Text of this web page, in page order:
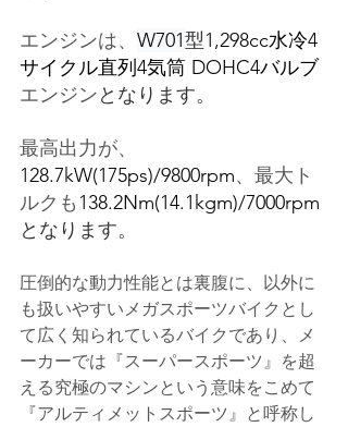
エンジンは、 W701型1,298cc水冷4
サイクル直列4気筒 DOHC4バルブ
エンジンとなります。
最高出力が、
128.7kW(175ps)/9800rpm、最大ト
ルクも 138.2Nm(14.1kgm)/7000rpm
となります。
圧倒的な動力性能とは裏腹に、以外に
も扱いやすいメガスポーツバイクとし
て広く知られているバイクであり、メ
ーカーでは『スーパースポーツ』を超
える究極のマシンという意味をこめて
『アルティメットスポーツ』と呼称し